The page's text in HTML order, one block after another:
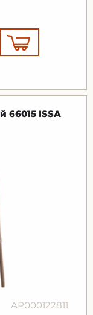
66015 ISSA
АР000122811